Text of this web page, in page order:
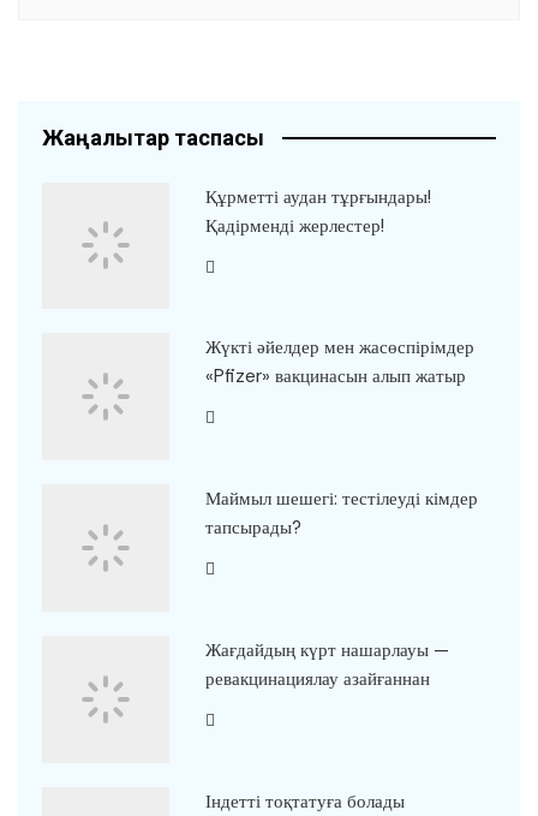
Жаңалықтар таспасы
Құрметті аудан тұрғындары!
Қадірменді жерлестер!
Жүкті әйелдер мен жасөспірімдер
«Pfizer» вакцинасын алып жатыр
Маймыл шешегі: тестілеуді кімдер
тапсырады?
Жағдайдың күрт нашарлауы —
ревакцинациялау азайғаннан
Індетті тоқтатуға болады